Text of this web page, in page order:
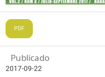
PDF
Publicado
2017-09-22